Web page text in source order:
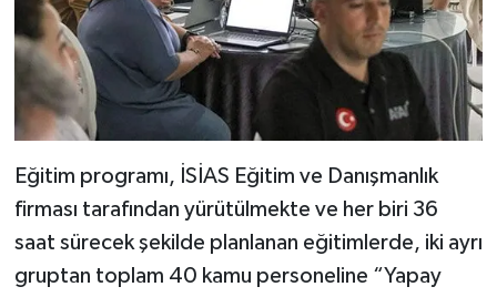
Eğitim programı, İSİAS Eğitim ve Danışmanlık
firması tarafından yürütülmekte ve her biri 36
saat sürecek şekilde planlanan eğitimlerde, iki ayrı
gruptan toplam 40 kamu personeline “Yapay